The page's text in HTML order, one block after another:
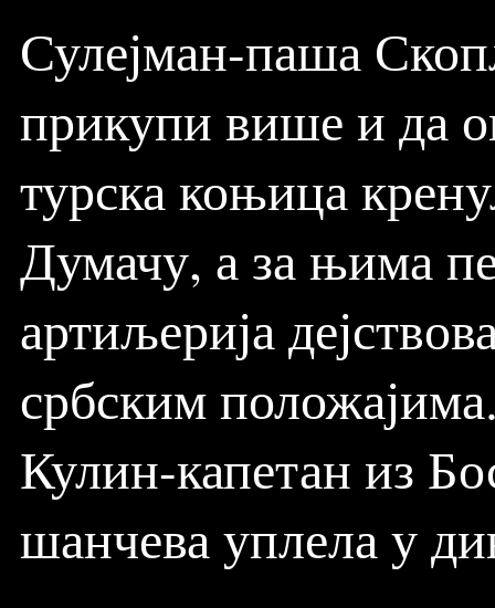
Сулејман-паша
прикупи више и да
турска коњица
Думачу, а за њима
артиљерија
србским
Кулин-капетан из
шанчева уплела у